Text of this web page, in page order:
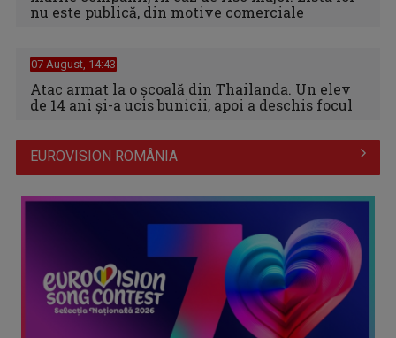
nu este publică, din motive comerciale
07 August, 14:43
Atac armat la o școală din Thailanda. Un elev
de 14 ani și-a ucis bunicii, apoi a deschis focul
EUROVISION ROMÂNIA